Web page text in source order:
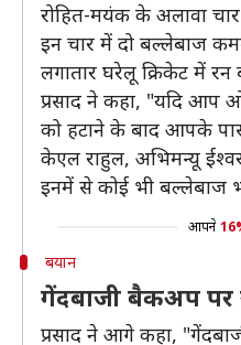
रोहित-मयंक के अलावा
इन चार में दो बल्लेबाज
लगातार घरेलू क्रिकेट में रन
प्रसाद ने कहा, "यदि आप
को हटाने के बाद आपके
केएल राहुल, अभिमन्यू
इनमें से कोई भी बल्लेबाज
आपने
बयान
गेंदबाजी बैकअप पर
प्रसाद ने आगे कहा,